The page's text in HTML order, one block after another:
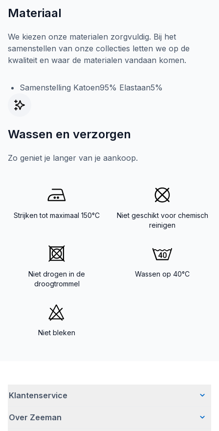
Materiaal
We kiezen onze materialen zorgvuldig. Bij het
samenstellen van onze collecties letten we op de
kwaliteit en waar de materialen vandaan komen.
Samenstelling Katoen95% Elastaan5%
Wassen en verzorgen
Zo geniet je langer van je aankoop.
Strijken tot maximaal 150°C
Niet geschikt voor chemisch
reinigen
Niet drogen in de
droogtrommel
Wassen op 40°C
Niet bleken
Klantenservice
Veelgestelde vragen
Over Zeeman